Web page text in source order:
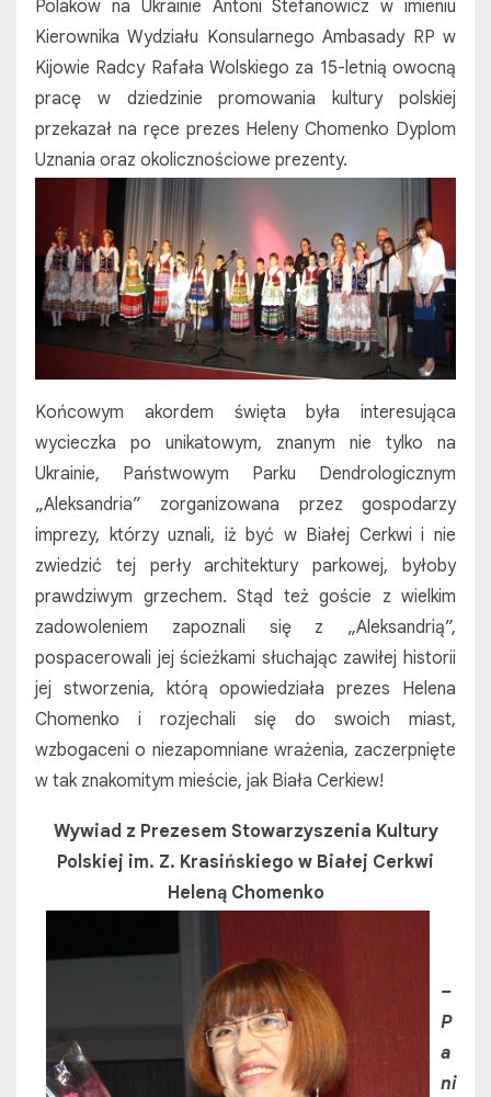
Polaków na Ukrainie Antoni Stefanowicz w imieniu
Kierownika Wydziału Konsularnego Ambasady RP w
Kijowie Radcy Rafała Wolskiego za 15-letnią owocną
pracę w dziedzinie promowania kultury polskiej
przekazał na ręce prezes Heleny Chomenko Dyplom
Uznania oraz okolicznościowe prezenty.
Końcowym akordem święta była interesująca
wycieczka po unikatowym, znanym nie tylko na
Ukrainie, Państwowym Parku Dendrologicznym
„Aleksandria” zorganizowana przez gospodarzy
imprezy, którzy uznali, iż być w Białej Cerkwi i nie
zwiedzić tej perły architektury parkowej, byłoby
prawdziwym grzechem. Stąd też goście z wielkim
zadowoleniem zapoznali się z „Aleksandrią”,
pospacerowali jej ścieżkami słuchając zawiłej historii
jej stworzenia, którą opowiedziała prezes Helena
Chomenko i rozjechali się do swoich miast,
wzbogaceni o niezapomniane wrażenia, zaczerpnięte
w tak znakomitym mieście, jak Biała Cerkiew!
Wywiad z Prezesem Stowarzyszenia Kultury
Polskiej im. Z. Krasińskiego w Białej Cerkwi
Heleną Chomenko
–
P
a
ni